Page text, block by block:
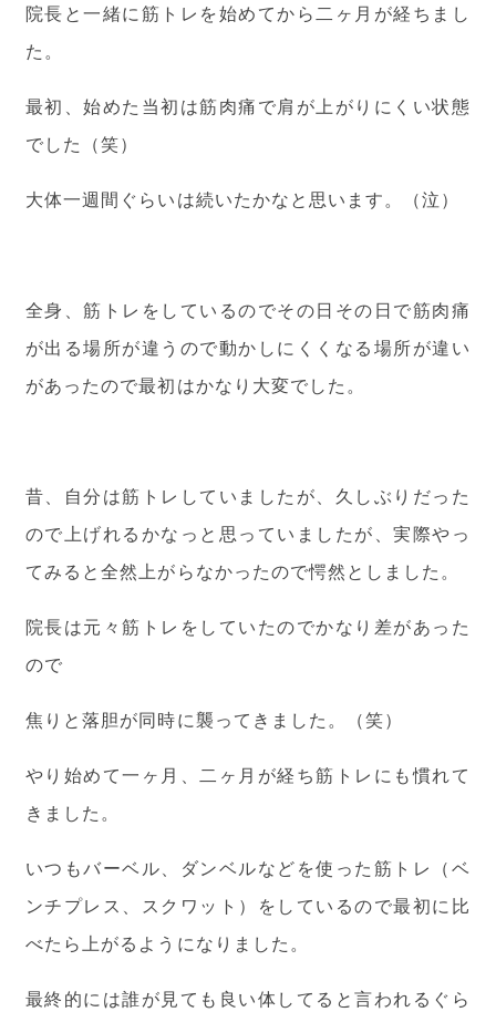
院長と一緒に筋トレを始めてから二ヶ月が経ちまし
た。
最初、始めた当初は筋肉痛で肩が上がりにくい状態
でした（笑）
大体一週間ぐらいは続いたかなと思います。（泣）
全身、筋トレをしているのでその日その日で筋肉痛
が出る場所が違うので動かしにくくなる場所が違い
があったので最初はかなり大変でした。
昔、自分は筋トレしていましたが、久しぶりだった
ので上げれるかなっと思っていましたが、実際やっ
てみると全然上がらなかったので愕然としました。
院長は元々筋トレをしていたのでかなり差があった
ので
焦りと落胆が同時に襲ってきました。（笑）
やり始めて一ヶ月、二ヶ月が経ち筋トレにも慣れて
きました。
いつもバーベル、ダンベルなどを使った筋トレ（ベ
ンチプレス、スクワット）をしているので最初に比
べたら上がるようになりました。
最終的には誰が見ても良い体してると言われるぐら